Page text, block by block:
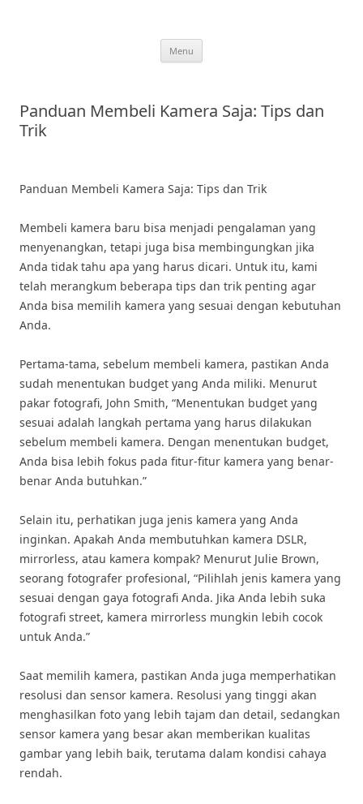
Menu
Panduan Membeli Kamera Saja: Tips dan
Trik
Panduan Membeli Kamera Saja: Tips dan Trik
Membeli kamera baru bisa menjadi pengalaman yang
menyenangkan, tetapi juga bisa membingungkan jika
Anda tidak tahu apa yang harus dicari. Untuk itu, kami
telah merangkum beberapa tips dan trik penting agar
Anda bisa memilih kamera yang sesuai dengan kebutuhan
Anda.
Pertama-tama, sebelum membeli kamera, pastikan Anda
sudah menentukan budget yang Anda miliki. Menurut
pakar fotografi, John Smith, “Menentukan budget yang
sesuai adalah langkah pertama yang harus dilakukan
sebelum membeli kamera. Dengan menentukan budget,
Anda bisa lebih fokus pada fitur-fitur kamera yang benar-
benar Anda butuhkan.”
Selain itu, perhatikan juga jenis kamera yang Anda
inginkan. Apakah Anda membutuhkan kamera DSLR,
mirrorless, atau kamera kompak? Menurut Julie Brown,
seorang fotografer profesional, “Pilihlah jenis kamera yang
sesuai dengan gaya fotografi Anda. Jika Anda lebih suka
fotografi street, kamera mirrorless mungkin lebih cocok
untuk Anda.”
Saat memilih kamera, pastikan Anda juga memperhatikan
resolusi dan sensor kamera. Resolusi yang tinggi akan
menghasilkan foto yang lebih tajam dan detail, sedangkan
sensor kamera yang besar akan memberikan kualitas
gambar yang lebih baik, terutama dalam kondisi cahaya
rendah.